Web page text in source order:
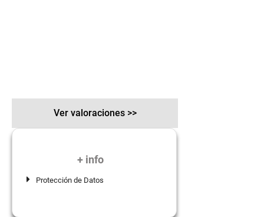
Ver valoraciones >>
+ info
Protección de Datos